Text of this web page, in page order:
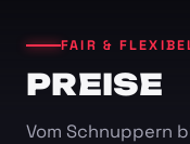
FAIR &
PREISE
Vom Schnuppern